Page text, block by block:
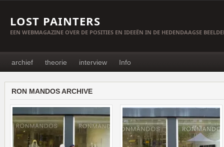
LOST PAINTERS
EEN WEBMAGAZINE OVER DE POSITIES EN IDEEËN IN DE HEDENDAAGSE
archief theorie interview Info
RON MANDOS ARCHIVE